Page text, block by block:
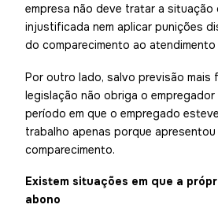
empresa não deve tratar a situação
injustificada nem aplicar punições
do comparecimento ao atendimento
Por outro lado, salvo previsão mais
legislação não obriga o empregador
período em que o empregado
trabalho apenas porque apresentou
comparecimento.
Existem situações em que a
abono